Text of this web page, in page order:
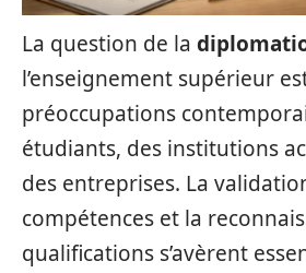
La question de la
l’enseignement supérieur
préoccupations
étudiants, des institutions
des entreprises. La
compétences et la
qualifications s’avèrent